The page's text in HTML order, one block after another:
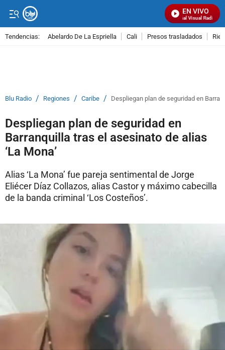
EN VIVO
Señal Visual Radio
Tendencias: Abelardo De La Espriella Cali Presos trasladados
Blu Radio / Regiones / Caribe / Despliegan plan de seguridad en
Despliegan plan de seguridad en
Barranquilla tras el asesinato de alias
‘La Mona’
Alias ‘La Mona’ fue pareja sentimental de Jorge
Eliécer Díaz Collazos, alias Castor y máximo cabecilla
de la banda criminal ‘Los Costeños’.